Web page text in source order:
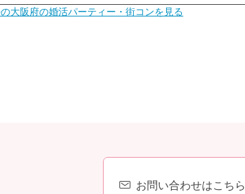
大阪府の婚活パーティー・街コンを見る
お問い合わせはこちら